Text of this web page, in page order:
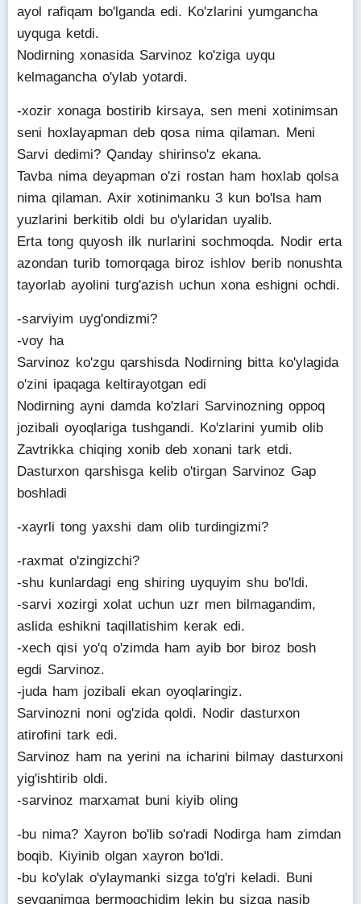
ayol rafiqam bo'lganda edi. Ko'zlarini yumgancha
uyquga ketdi.
Nodirning xonasida Sarvinoz ko'ziga uyqu
kelmagancha o'ylab yotardi.
-xozir xonaga bostirib kirsaya, sen meni xotinimsan
seni hoxlayapman deb qosa nima qilaman. Meni
Sarvi dedimi? Qanday shirinso'z ekana.
Tavba nima deyapman o'zi rostan ham hoxlab qolsa
nima qilaman. Axir xotinimanku 3 kun bo'lsa ham
yuzlarini berkitib oldi bu o'ylaridan uyalib.
Erta tong quyosh ilk nurlarini sochmoqda. Nodir erta
azondan turib tomorqaga biroz ishlov berib nonushta
tayorlab ayolini turg'azish uchun xona eshigni ochdi.
-sarviyim uyg'ondizmi?
-voy ha
Sarvinoz ko'zgu qarshisda Nodirning bitta ko'ylagida
o'zini ipaqaga keltirayotgan edi
Nodirning ayni damda ko'zlari Sarvinozning oppoq
jozibali oyoqlariga tushgandi. Ko'zlarini yumib olib
Zavtrikka chiqing xonib deb xonani tark etdi.
Dasturxon qarshisga kelib o'tirgan Sarvinoz Gap
boshladi
-xayrli tong yaxshi dam olib turdingizmi?
-raxmat o'zingizchi?
-shu kunlardagi eng shiring uyquyim shu bo'ldi.
-sarvi xozirgi xolat uchun uzr men bilmagandim,
aslida eshikni taqillatishim kerak edi.
-xech qisi yo'q o'zimda ham ayib bor biroz bosh
egdi Sarvinoz.
-juda ham jozibali ekan oyoqlaringiz.
Sarvinozni noni og'zida qoldi. Nodir dasturxon
atirofini tark edi.
Sarvinoz ham na yerini na icharini bilmay dasturxoni
yig'ishtirib oldi.
-sarvinoz marxamat buni kiyib oling
-bu nima? Xayron bo'lib so'radi Nodirga ham zimdan
boqib. Kiyinib olgan xayron bo'ldi.
-bu ko'ylak o'ylaymanki sizga to'g'ri keladi. Buni
sevganimga bermoqchidim lekin bu sizga nasib